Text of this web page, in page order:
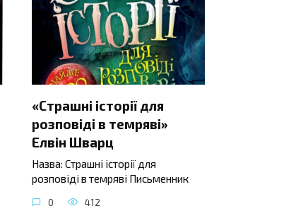
«Страшні історії для
розповіді в темряві»
Елвін Шварц
Назва: Страшні історії для
розповіді в темряві Письменник
0 412